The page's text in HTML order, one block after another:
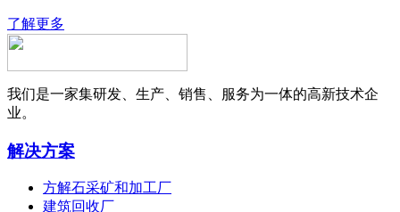
了解更多
我们是一家集研发、生产、销售、服务为一体的高新技术企
业。
解决方案
方解石采矿和加工厂
建筑回收厂